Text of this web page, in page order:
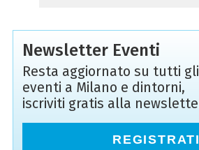
Newsletter Eventi
Resta aggiornato su tutti gli
eventi a Milano e dintorni,
iscriviti gratis alla
REGISTRATI